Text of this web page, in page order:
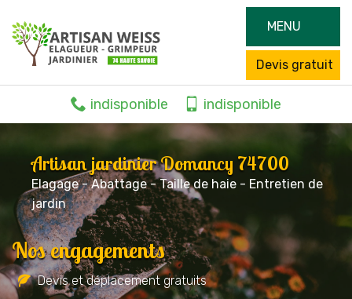
MENU
Devis gratuit
indisponible indisponible
Artisan jardinier Domancy 74700
Elagage - Abattage - Taille de haie - Entretien de
jardin
Nos engagements
Devis et déplacement gratuits